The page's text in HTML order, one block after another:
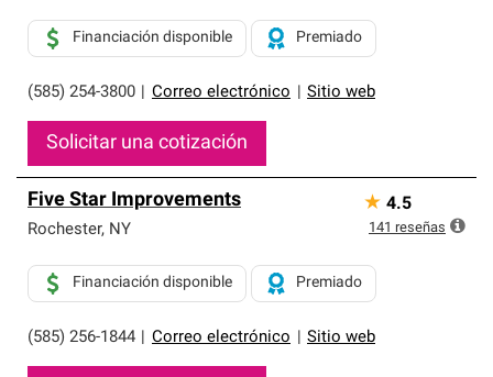
(585) 254-3800 Correo electrónico Sitio web
Financiación disponible Premiado
Solicitar una cotización
Five Star Improvements
Rochester, NY
(585) 256-1844 Correo electrónico Sitio web
Financiación disponible Premiado
★ 4.5
141 reseñas